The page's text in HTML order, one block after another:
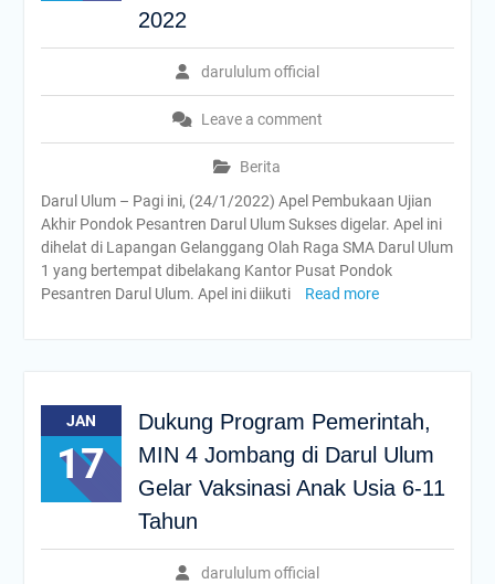
2022
darululum official
Leave a comment
Berita
Darul Ulum – Pagi ini, (24/1/2022) Apel Pembukaan Ujian
Akhir Pondok Pesantren Darul Ulum Sukses digelar. Apel ini
dihelat di Lapangan Gelanggang Olah Raga SMA Darul Ulum
1 yang bertempat dibelakang Kantor Pusat Pondok
Pesantren Darul Ulum. Apel ini diikuti
Read more
JAN
17
Dukung Program Pemerintah,
MIN 4 Jombang di Darul Ulum
Gelar Vaksinasi Anak Usia 6-11
Tahun
darululum official